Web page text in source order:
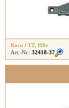
Roco / TT, H0e
Art.-Nr.: 32418-37